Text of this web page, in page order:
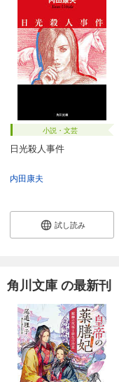
小説・文芸
日光殺人事件
内田康夫
試し読み
角川文庫 の最新刊